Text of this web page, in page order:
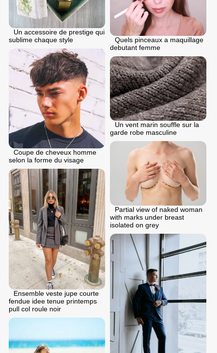
Un accessoire de prestige qui
sublime chaque style
Quels pinceaux a maquillage
debutant femme
Coupe de cheveux homme
selon la forme du visage
Un vent marin souffle sur la
garde robe masculine
Partial view of naked woman
with marks under breast
isolated on grey
Ensemble veste jupe courte
fendue idee tenue printemps
pull col roule noir